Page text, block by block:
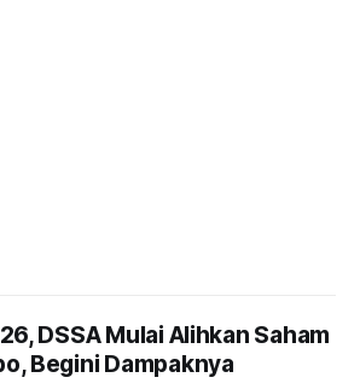
DSSA Mulai Alihkan Saham
Begini Dampaknya